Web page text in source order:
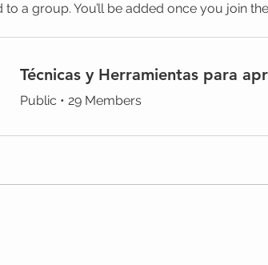
a group. You’ll be added once you join
Public • 29 Members